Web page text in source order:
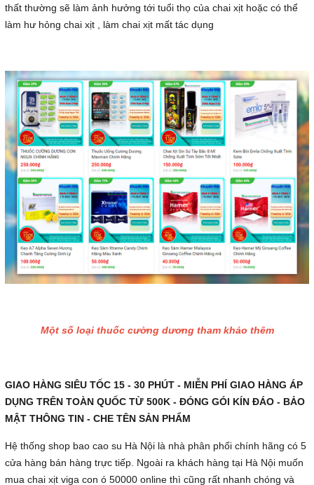
thất thường sẽ làm ảnh hưởng tới tuổi thọ của chai xịt hoặc có thể
làm hư hỏng chai xịt , làm chai xịt mất tác dụng
Một số loại thuốc cường dương tham khảo thêm
GIAO HÀNG SIÊU TỐC 15 - 30 PHÚT - MIỄN PHÍ GIAO HÀNG ÁP
DỤNG TRÊN TOÀN QUỐC TỪ 500K - ĐÓNG GÓI KÍN ĐÁO - BẢO
MẬT THÔNG TIN - CHE TÊN SẢN PHẨM
Hệ thống shop bao cao su Hà Nội là nhà phân phối chính hãng có 5
cửa hàng bán hàng trực tiếp. Ngoài ra khách hàng tại Hà Nội muốn
mua chai xịt viga con ó 50000 online thì cũng rất nhanh chóng và